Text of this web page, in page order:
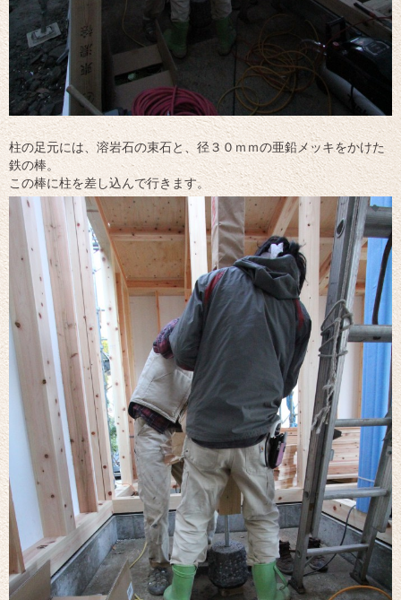
柱の足元には、溶岩石の束石と、径３０ｍｍの亜鉛メッキをかけた
鉄の棒。
この棒に柱を差し込んで行きます。